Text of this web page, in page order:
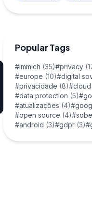
Popular Tags
#immich (35)#privacy
#europe (10)#digital
#privacidade (8)
#data protection (5)
#atualizações (4)
#open source (4)
#android (3)#gdpr (3)